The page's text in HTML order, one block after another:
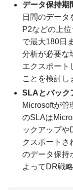
データ保持期
日間のデータ
P2などの上
で最大180日
分析が必要な
エクスポート
ことを検討し
SLAとバック
Microsoftが管
のSLAは
ックアップや
クスポートさ
のデータ保持
よってDR戦